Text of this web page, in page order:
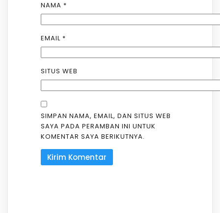
NAMA *
EMAIL *
SITUS WEB
SIMPAN NAMA, EMAIL, DAN SITUS WEB
SAYA PADA PERAMBAN INI UNTUK
KOMENTAR SAYA BERIKUTNYA.